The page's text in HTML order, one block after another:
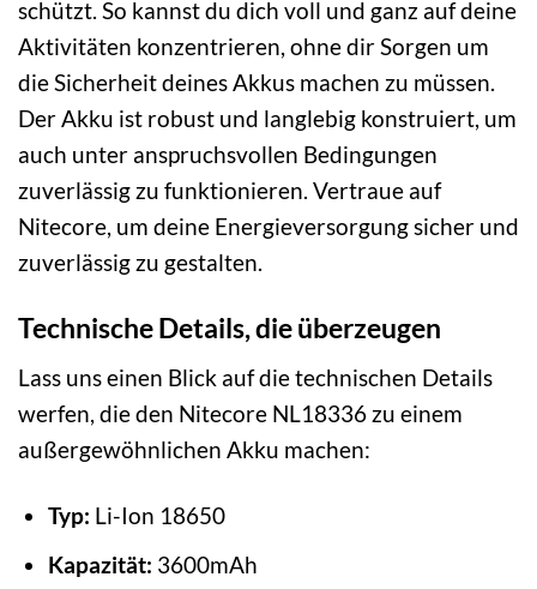
schützt. So kannst du dich voll und ganz auf deine
Aktivitäten konzentrieren, ohne dir Sorgen um
die Sicherheit deines Akkus machen zu müssen.
Der Akku ist robust und langlebig konstruiert, um
auch unter anspruchsvollen Bedingungen
zuverlässig zu funktionieren. Vertraue auf
Nitecore, um deine Energieversorgung sicher und
zuverlässig zu gestalten.
Technische Details, die überzeugen
Lass uns einen Blick auf die technischen Details
werfen, die den Nitecore NL18336 zu einem
außergewöhnlichen Akku machen:
Typ: Li-Ion 18650
Kapazität: 3600mAh